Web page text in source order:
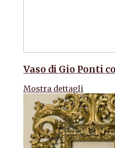
Vaso di Gio Ponti
Mostra dettagli